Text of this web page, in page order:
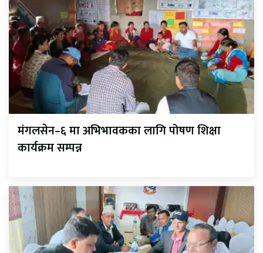
मंगलसेन–६ मा अभिभावकका लागि पोषण शिक्षा
कार्यक्रम सम्पन्न